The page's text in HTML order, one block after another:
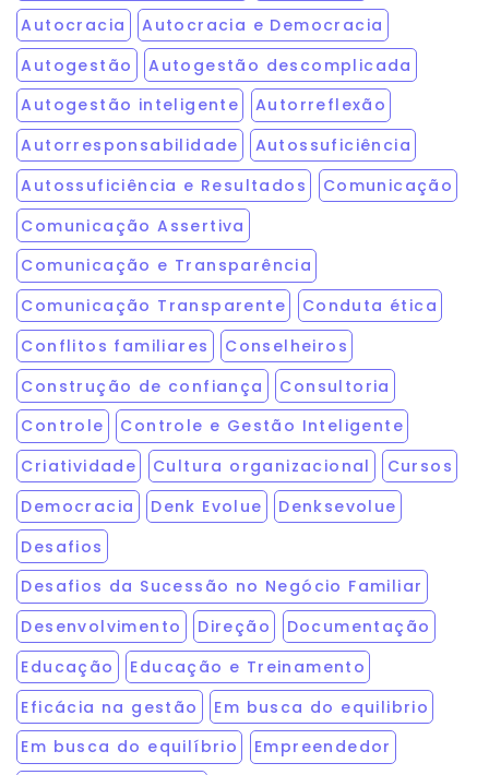
Autocracia
Autocracia e Democracia
Autogestão
Autogestão descomplicada
Autogestão inteligente
Autorreflexão
Autorresponsabilidade
Autossuficiência
Autossuficiência e Resultados
Comunicação
Comunicação Assertiva
Comunicação e Transparência
Comunicação Transparente
Conduta ética
Conflitos familiares
Conselheiros
Construção de confiança
Consultoria
Controle
Controle e Gestão Inteligente
Criatividade
Cultura organizacional
Cursos
Democracia
Denk Evolue
Denksevolue
Desafios
Desafios da Sucessão no Negócio Familiar
Desenvolvimento
Direção
Documentação
Educação
Educação e Treinamento
Eficácia na gestão
Em busca do equilibrio
Em busca do equilíbrio
Empreendedor